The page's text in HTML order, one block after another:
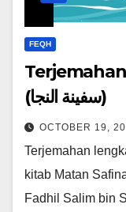
FEQH
(سفينة النجا)
OCTOBER 19,
Terjemahan
kitab Matan
Fadhil Salim bin